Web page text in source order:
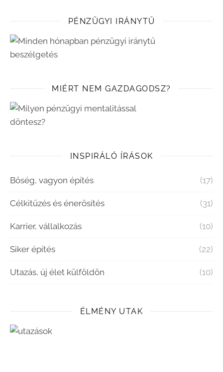
PÉNZÜGYI IRÁNYTŰ
MIÉRT NEM GAZDAGODSZ?
INSPIRÁLÓ ÍRÁSOK
Bőség, vagyon építés (17)
Célkitűzés és énerősítés (31)
Karrier, vállalkozás (10)
Siker építés (22)
Utazás, új élet külföldön (10)
ÉLMÉNY UTAK